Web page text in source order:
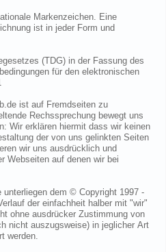
Markenzeichen. Eine
ist in jeder Form und
(TDG) in der Fassung des
für den elektronischen
ist auf Fremdseiten zu
Rechssprechung bewegt uns
Wir erklären hiermit dass wir keinen
der von uns gelinkten Seiten
wir uns ausdrücklich und
Webseiten auf denen wir bei
dem © Copyright 1997 -
der einfachheit halber mit "wir"
ohne ausdrücker Zustimmung von
nicht auszugsweise) in jeglicher Art
werden.